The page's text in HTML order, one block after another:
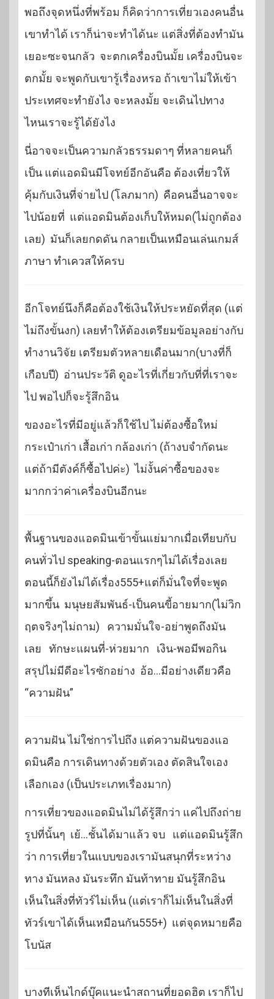
พอถึงจุดหนึ่งที่พร้อม ก็คิดว่าการเที่ยวเองคนอื่น
เขาทำได้ เราก็น่าจะทำได้นะ แต่สิ่งที่ต้องทำมัน
เยอะซะจนกลัว จะตกเครื่องบินมั้ย เครื่องบินจะ
ตกมั้ย จะพูดกับเขารู้เรื่องหรอ ถ้าเขาไม่ให้เข้า
ประเทศจะทำยังไง จะหลงมั้ย จะเดินไปทาง
ไหนเราจะรู้ได้ยังไง
นี่อาจจะเป็นความกลัวธรรมดาๆ ที่หลายคนก็
เป็น แต่แอดมินมีโจทย์อีกอันคือ ต้องเที่ยวให้
คุ้มกับเงินที่จ่ายไป (โลภมาก) คือคนอื่นอาจจะ
ไปน้อยที่ แต่แอดมินต้องเก็บให้หมด(ไม่ถูกต้อง
เลย) มันก็เลยกดดัน กลายเป็นเหมือนเล่นเกมส์
ภาษา ทำเควสให้ครบ
อีกโจทย์นึงก็คือต้องใช้เงินให้ประหยัดที่สุด (แต่
ไม่ถึงขั้นงก) เลยทำให้ต้องเตรียมข้อมูลอย่างกับ
ทำงานวิจัย เตรียมตัวหลายเดือนมาก(บางที่ก็
เกือบปี) อ่านประวัติ ดูอะไรที่เกี่ยวกับที่ที่เราจะ
ไป พอไปก็จะรู้สึกอิน
ของอะไรที่มีอยู่แล้วก็ใช้ไป ไม่ต้องซื้อใหม่
กระเป๋าเก่า เสื้อเก่า กล้องเก่า (ถ้างบจำกัดนะ
แต่ถ้ามีตังค์ก็ซื้อไปค่ะ) ไม่งั้นค่าซื้อของจะ
มากกว่าค่าเครื่องบินอีกนะ
พื้นฐานของแอดมินเข้าขั้นแย่มากเมื่อเทียบกับ
คนทั่วไป speaking-ตอนแรกๆไม่ได้เรื่องเลย
ตอนนี้ก็ยังไม่ได้เรื่อง555+แต่ก็มั่นใจที่จะพูด
มากขึ้น มนุษยสัมพันธ์-เป็นคนขี้อายมาก(ไม่วิก
ฤตจริงๆไม่ถาม) ความมั่นใจ-อย่าพูดถึงมัน
เลย ทักษะแผนที่-ห่วยมาก เงิน-พอมีพอกิน
สรุปไม่มีดีอะไรซักอย่าง อ้อ…มีอย่างเดียวคือ
“ความฝัน”
ความฝัน ไม่ใช่การไปถึง แต่ความฝันของแอ
ดมินคือ การเดินทางด้วยตัวเอง ตัดสินใจเอง
เลือกเอง (เป็นประเภทเรื่องมาก)
การเที่ยวของแอดมินไม่ได้รู้สึกว่า แค่ไปถึงถ่าย
รูปที่นั้นๆ เย้…ชั้นได้มาแล้ว จบ แต่แอดมินรู้สึก
ว่า การเที่ยวในแบบของเรามันสนุกที่ระหว่าง
ทาง มันหลง มันระทึก มันท้าทาย มันรู้สึกอิน
เห็นในสิ่งที่ทัวร์ไม่เห็น (แต่เราก็ไม่เห็นในสิ่งที่
ทัวร์เขาได้เห็นเหมือนกัน555+) แต่จุดหมายคือ
โบนัส
บางทีเห็นไกด์บุ๊คแนะนำสถานที่ยอดฮิต เราก็ไป